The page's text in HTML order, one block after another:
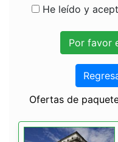
He leído y
Ofertas de